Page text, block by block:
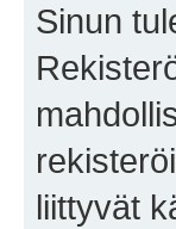
Sinun
liittyvät